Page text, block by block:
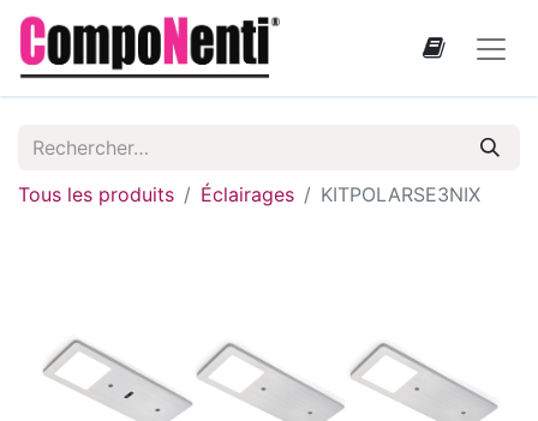
Tous les produits Éclairages KITPOLARSE3NIX